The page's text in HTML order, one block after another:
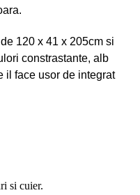
120 x 41 x 205cm si
constrastante, alb
il face usor de integrat
si cuier.